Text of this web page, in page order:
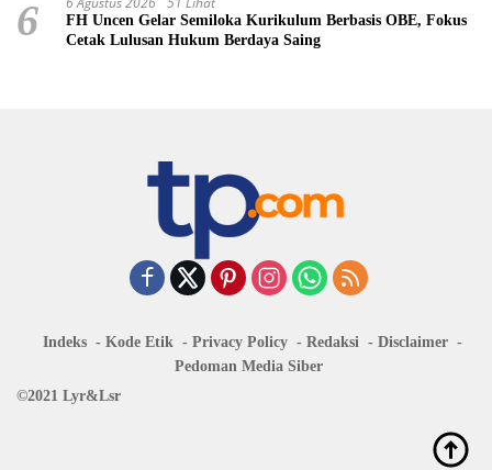
6
FH Uncen Gelar Semiloka Kurikulum Berbasis OBE, Fokus
Cetak Lulusan Hukum Berdaya Saing
Indeks Kode Etik Privacy Policy Redaksi
Disclaimer
Pedoman Media Siber
©2021 Lyr&Lsr